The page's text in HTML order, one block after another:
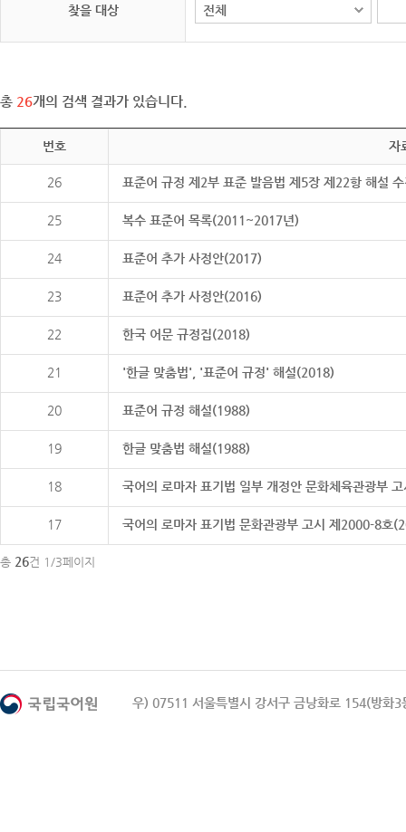
찾을 대상
총 26개의 검색 결과가 있습니다.
번호 자
26 표준어 규정 제2부 표준 발음법 제5장 제22항 해설
25 복수 표준어 목록(2011~2017년)
24 표준어 추가 사정안(2017)
23 표준어 추가 사정안(2016)
22 한국 어문 규정집(2018)
21 '한글 맞춤법', '표준어 규정' 해설(2018)
20 표준어 규정 해설(1988)
19 한글 맞춤법 해설(1988)
18 국어의 로마자 표기법 일부 개정안 문화체육관광부
17 국어의 로마자 표기법 문화관광부 고시 제2000-8호
총 26건 1/3페이지
우) 07511 서울특별시 강서구 금낭화로 154(방화3